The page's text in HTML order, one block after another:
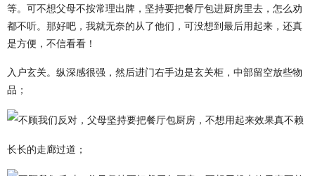
等。可不想父母不按常理出牌，坚持要把餐厅包进厨房里去，怎么劝
都不听。那好吧，我就无奈的从了他们，可没想到最后用起来，还真
是方便，不信看看！
入户玄关。纵深感很强，然后进门右手边是玄关柜，中部留空放些物
品；
长长的走廊过道；